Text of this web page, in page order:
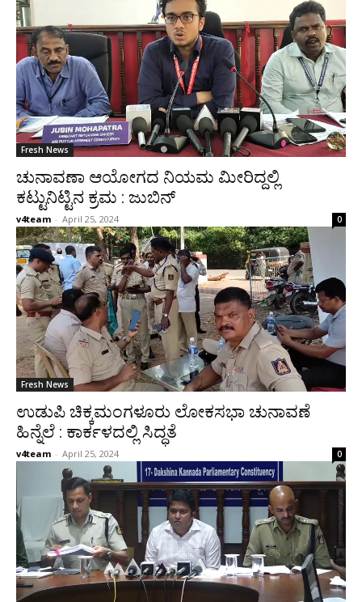
Fresh News
ಚುನಾವಣಾ ಆಯೋಗದ ನಿಯಮ ಮೀರಿದ್ದಲ್ಲಿ
ಕಟ್ಟುನಿಟ್ಟಿನ ಕ್ರಮ : ಜುಬಿನ್
v4team - April 25, 2024 0
Fresh News
ಉಡುಪಿ ಚಿಕ್ಕಮಂಗಳೂರು ಲೋಕಸಭಾ ಚುನಾವಣೆ
ಹಿನ್ನೆಲೆ : ಕಾರ್ಕಳದಲ್ಲಿ ಸಿದ್ಧತೆ
v4team - April 25, 2024 0